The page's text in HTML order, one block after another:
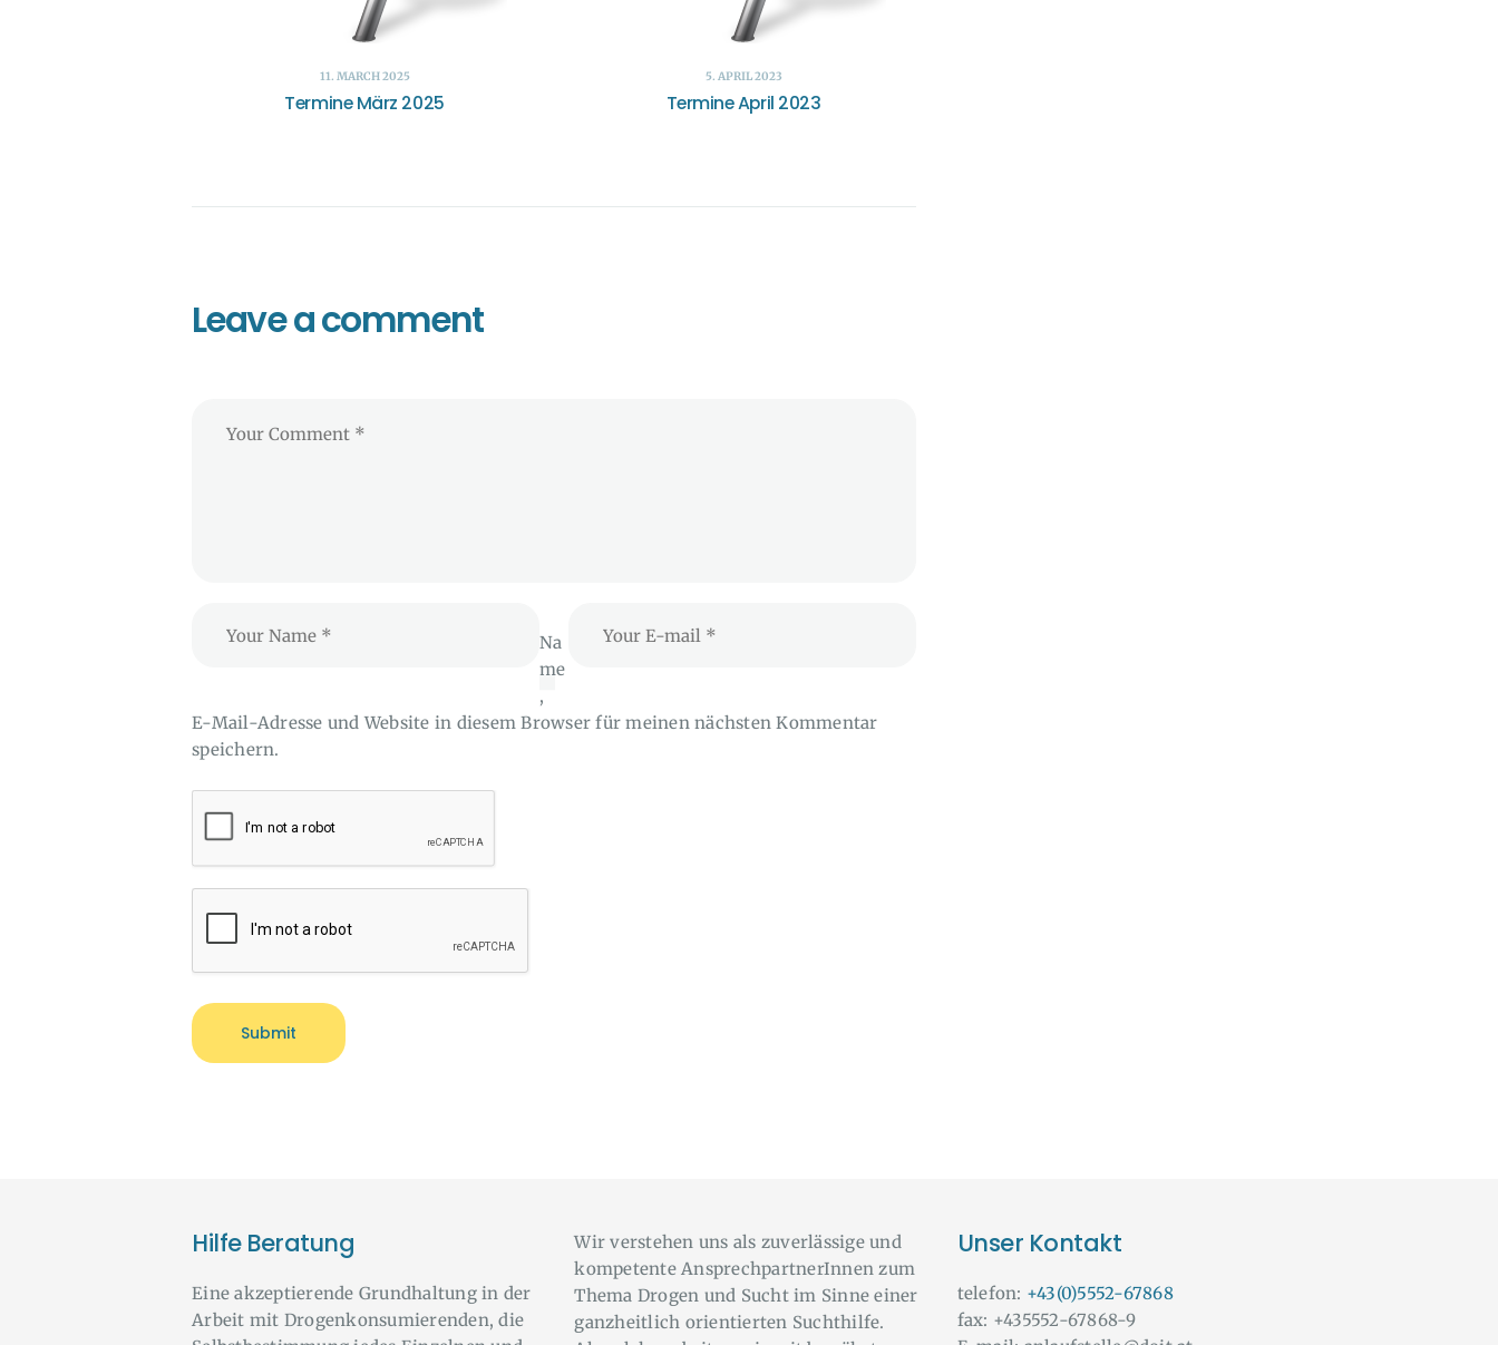
11. MARCH 2025
Termine März 2025
5. APRIL 2023
Termine April 2023
Leave a comment
Na
me
,
E-Mail-Adresse und Website in diesem Browser für meinen nächsten Kommentar
speichern.
Hilfe Beratung
Eine akzeptierende Grundhaltung in der
Arbeit mit Drogenkonsumierenden, die
Wir verstehen uns als zuverlässige und
kompetente AnsprechpartnerInnen zum
Thema Drogen und Sucht im Sinne einer
ganzheitlich orientierten Suchthilfe.
Unser Kontakt
telefon: +43(0)5552-67868
fax: +435552-67868-9